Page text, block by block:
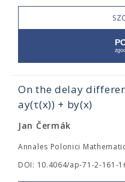
On the delay
ay(τ(x)) + by(x)
Jan Čermák
Annales Polonici
DOI: 10.4064/ap-71-2-161-